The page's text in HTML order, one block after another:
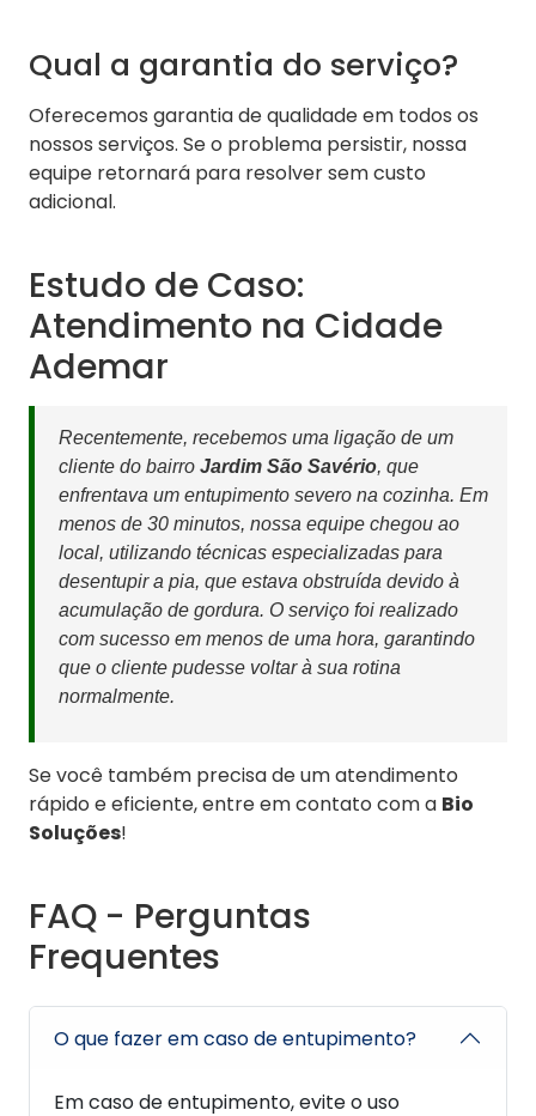
Qual a garantia do serviço?
Oferecemos garantia de qualidade em todos os
nossos serviços. Se o problema persistir, nossa
equipe retornará para resolver sem custo
adicional.
Estudo de Caso:
Atendimento na Cidade
Ademar
Recentemente, recebemos uma ligação de um
cliente do bairro Jardim São Savério, que
enfrentava um entupimento severo na cozinha. Em
menos de 30 minutos, nossa equipe chegou ao
local, utilizando técnicas especializadas para
desentupir a pia, que estava obstruída devido à
acumulação de gordura. O serviço foi realizado
com sucesso em menos de uma hora, garantindo
que o cliente pudesse voltar à sua rotina
normalmente.
Se você também precisa de um atendimento
rápido e eficiente, entre em contato com a Bio
Soluções!
FAQ - Perguntas
Frequentes
O que fazer em caso de entupimento?
Em caso de entupimento, evite o uso